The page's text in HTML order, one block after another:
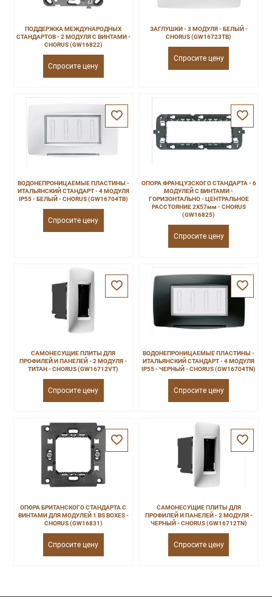
ПОДДЕРЖКА МЕЖДУНАРОДНЫХ
СТАНДАРТОВ - 2 МОДУЛЯ С ВИНТАМИ -
CHORUS (GW16822)
Спросите цену
ЗАГЛУШКИ - 3 МОДУЛЯ - БЕЛЫЙ -
CHORUS (GW16723TB)
Спросите цену
ВОДОНЕПРОНИЦАЕМЫЕ ПЛАСТИНЫ -
ИТАЛЬЯНСКИЙ СТАНДАРТ - 4 МОДУЛЯ
IP55 - БЕЛЫЙ - CHORUS (GW16704TB)
Спросите цену
ОПОРА ФРАНЦУЗСКОГО СТАНДАРТА - 6
МОДУЛЕЙ С ВИНТАМИ -
ГОРИЗОНТАЛЬНО - ЦЕНТРАЛЬНОЕ
РАССТОЯНИЕ 2X57мм - CHORUS
(GW16825)
Спросите цену
САМОНЕСУЩИЕ ПЛИТЫ ДЛЯ
ПРОФИЛЕЙ И ПАНЕЛЕЙ - 2 МОДУЛЯ -
ТИТАН - CHORUS (GW16712VT)
Спросите цену
ВОДОНЕПРОНИЦАЕМЫЕ ПЛАСТИНЫ -
ИТАЛЬЯНСКИЙ СТАНДАРТ - 4 МОДУЛЯ
IP55 - ЧЕРНЫЙ - CHORUS (GW16704TN)
Спросите цену
ОПОРА БРИТАНСКОГО СТАНДАРТА С
ВИНТАМИ ДЛЯ МОДУЛЕЙ 1 BS BOXES -
CHORUS (GW16831)
Спросите цену
САМОНЕСУЩИЕ ПЛИТЫ ДЛЯ
ПРОФИЛЕЙ И ПАНЕЛЕЙ - 2 МОДУЛЯ -
ЧЕРНЫЙ - CHORUS (GW16712TN)
Спросите цену